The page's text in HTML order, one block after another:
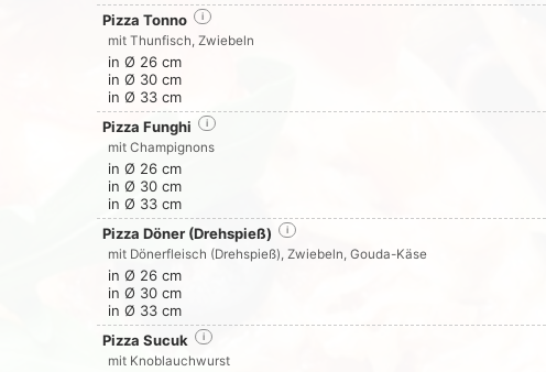
Pizza Tonno
i
mit Thunfisch, Zwiebeln
in Ø 26 cm
in Ø 30 cm
in Ø 33 cm
Pizza Funghi
i
mit Champignons
in Ø 26 cm
in Ø 30 cm
in Ø 33 cm
Pizza Döner (Drehspieß)
i
mit Dönerfleisch (Drehspieß), Zwiebeln, Gouda-Käse
in Ø 26 cm
in Ø 30 cm
in Ø 33 cm
Pizza Sucuk
i
mit Knoblauchwurst